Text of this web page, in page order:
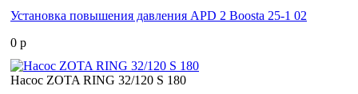
Установка повышения давления APD 2 Boosta 25-1 02
0 p
Насос ZOTA RING 32/120 S 180